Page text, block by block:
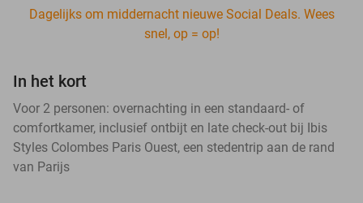
Dagelijks om middernacht nieuwe Social Deals. Wees
snel, op = op!
In het kort
Voor 2 personen: overnachting in een standaard- of
comfortkamer, inclusief ontbijt en late check-out bij Ibis
Styles Colombes Paris Ouest, een stedentrip aan de rand
van Parijs